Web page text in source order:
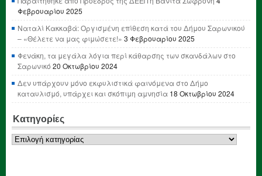
Φεβρουαρίου 2025
Ναταλί Κακκαβά: Οργισμένη επίθεση κατά του Δήμου Σαρωνικού
– «Θέλετε να μας φιμώσετε!» 3 Φεβρουαρίου 2025
Φενάκη, τα μεγάλα λόγια περί κάθαρσης των σκανδάλων στο
Σαρωνικό 20 Οκτωβρίου 2024
Δεν υπάρχουν μόνο εκφυλιστικά φαινόμενα στο Δήμο
καταυλισμό, υπάρχει και σκόπιμη αμνησία 18 Οκτωβρίου 2024
Κατηγορίες
Κατηγορίες